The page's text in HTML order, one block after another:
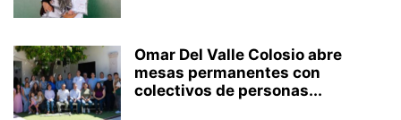
Omar Del Valle Colosio abre
mesas permanentes con
colectivos de personas...